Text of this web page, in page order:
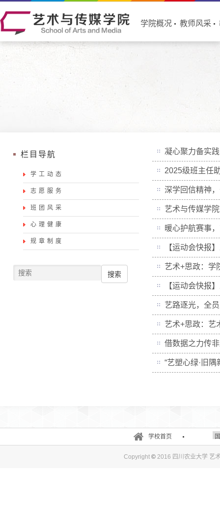
学院概况 教师风采
凝心聚力备实
2025级班主任
深学回信精神
艺术与传媒学
暖心护航赛事
【运动会快报
艺术+思政：学
【运动会快报
艺路逐光，全
艺术+思政：
借数据之力传
“艺塑心绿·旧
栏目导航
学工动态
志愿服务
班团风采
心理健康
规章制度
搜索
学校首页
Copyright ©2016 四川农业大学 艺